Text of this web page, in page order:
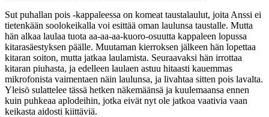
Sut puhallan pois -kappaleessa on komeat taustalaulut, joita Anssi ei
tietenkään soolokeikalla voi esittää oman laulunsa taustalle. Mutta
hän alkaa laulaa tuota aa-aa-aa-kuoro-osuutta kappaleen lopussa
kitarasäestyksen päälle. Muutaman kierroksen jälkeen hän lopettaa
kitaran soiton, mutta jatkaa laulamista. Seuraavaksi hän irrottaa
kitaran piuhasta, ja edelleen laulaen astuu hitaasti kauemmas
mikrofonista vaimentaen näin laulunsa, ja livahtaa sitten pois lavalta.
Yleisö sulattelee tässä hetken näkemäänsä ja kuulemaansa ennen
kuin puhkeaa aplodeihin, jotka eivät nyt ole jatkoa vaativia vaan
keikasta aidosti kiittäviä.